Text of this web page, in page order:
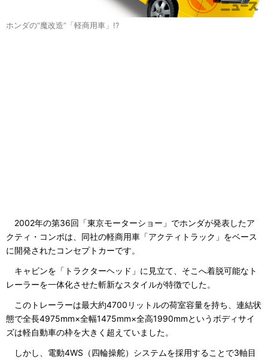
ホンダの“魔改造”「軽商用車」!?
2002年の第36回「東京モーターショー」でホンダが発表したア
クティ・コンポは、同社の軽商用車「アクティトラック」をベース
に開発されたコンセプトカーです。
キャビンを「トラクターヘッド」に見立て、そこへ着脱可能なト
レーラーを一体化させた斬新なスタイルが特徴でした。
このトレーラーは最大約4700リットルの荷室容量を持ち、連結状
態で全長4975mm×全幅1475mm×全高1990mmというボディサイ
ズは軽自動車の枠を大きく超えていました。
しかし、電動4WS（四輪操舵）システムを採用することで3軸目